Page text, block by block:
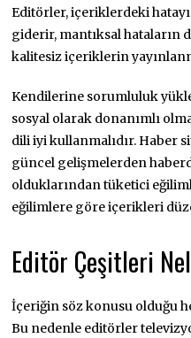
Editörler, içeriklerdeki
giderir, mantıksal hataların
kalitesiz içeriklerin
Kendilerine sorumluluk
sosyal olarak donanımlı
dili iyi kullanmalıdır. Haber
güncel gelişmelerden
olduklarından tüketici
eğilimlere göre içerikleri
Editör Çeşitleri
İçeriğin söz konusu olduğu
Bu nedenle editörler